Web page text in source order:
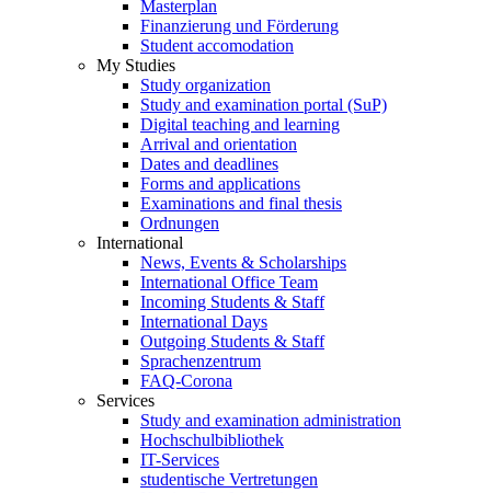
Masterplan
Finanzierung und Förderung
Student accomodation
My Studies
Study organization
Study and examination portal (SuP)
Digital teaching and learning
Arrival and orientation
Dates and deadlines
Forms and applications
Examinations and final thesis
Ordnungen
International
News, Events & Scholarships
International Office Team
Incoming Students & Staff
International Days
Outgoing Students & Staff
Sprachenzentrum
FAQ-Corona
Services
Study and examination administration
Hochschulbibliothek
IT-Services
studentische Vertretungen